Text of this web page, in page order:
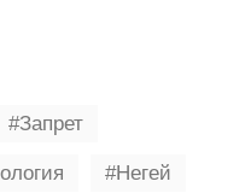
Запрет
Негей